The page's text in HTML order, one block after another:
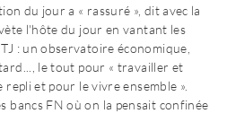
du jour a « rassuré », dit avec la
l'hôte du jour en vantant les
: un observatoire économique,
le tout pour « travailler et
et pour le vivre ensemble ».
bancs FN où on la pensait confinée